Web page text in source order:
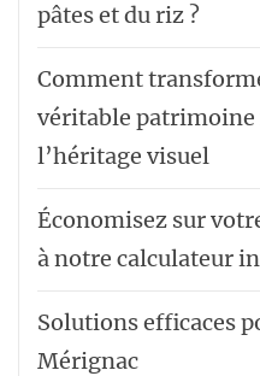
pâtes et du riz ?
Comment
véritable patrimoine
l’héritage visuel
Économisez sur
à notre calculateur
Solutions efficaces
Mérignac